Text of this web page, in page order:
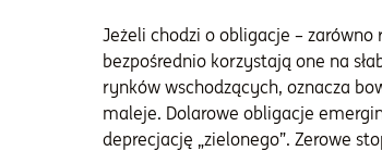
Jeżeli chodzi o obligacje –
bezpośrednio korzystają one na
rynków wschodzących, oznacza
maleje. Dolarowe obligacje
deprecjację „zielonego”. Zerowe